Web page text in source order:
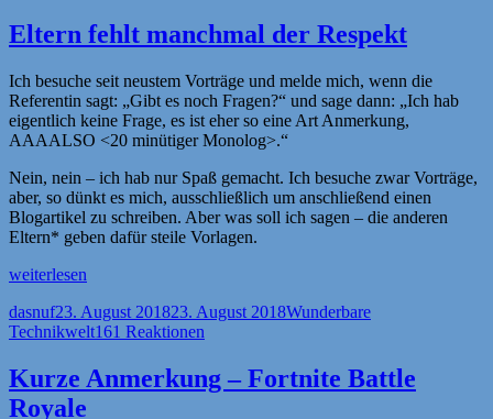
Eltern fehlt manchmal der Respekt
Ich besuche seit neustem Vorträge und melde mich, wenn die
Referentin sagt: „Gibt es noch Fragen?“ und sage dann: „Ich hab
eigentlich keine Frage, es ist eher so eine Art Anmerkung,
AAAALSO <20 minütiger Monolog>.“
Nein, nein – ich hab nur Spaß gemacht. Ich besuche zwar Vorträge,
aber, so dünkt es mich, ausschließlich um anschließend einen
Blogartikel zu schreiben. Aber was soll ich sagen – die anderen
Eltern* geben dafür steile Vorlagen.
„Eltern
manchmal
der
weiterlesen
Autor
dasnufVeröffentlicht
am
23. August 201823. August 2018Kategorien
Wunderbare
Technikwelt161 Reaktionen
Kurze Anmerkung – Fortnite Battle
Royale